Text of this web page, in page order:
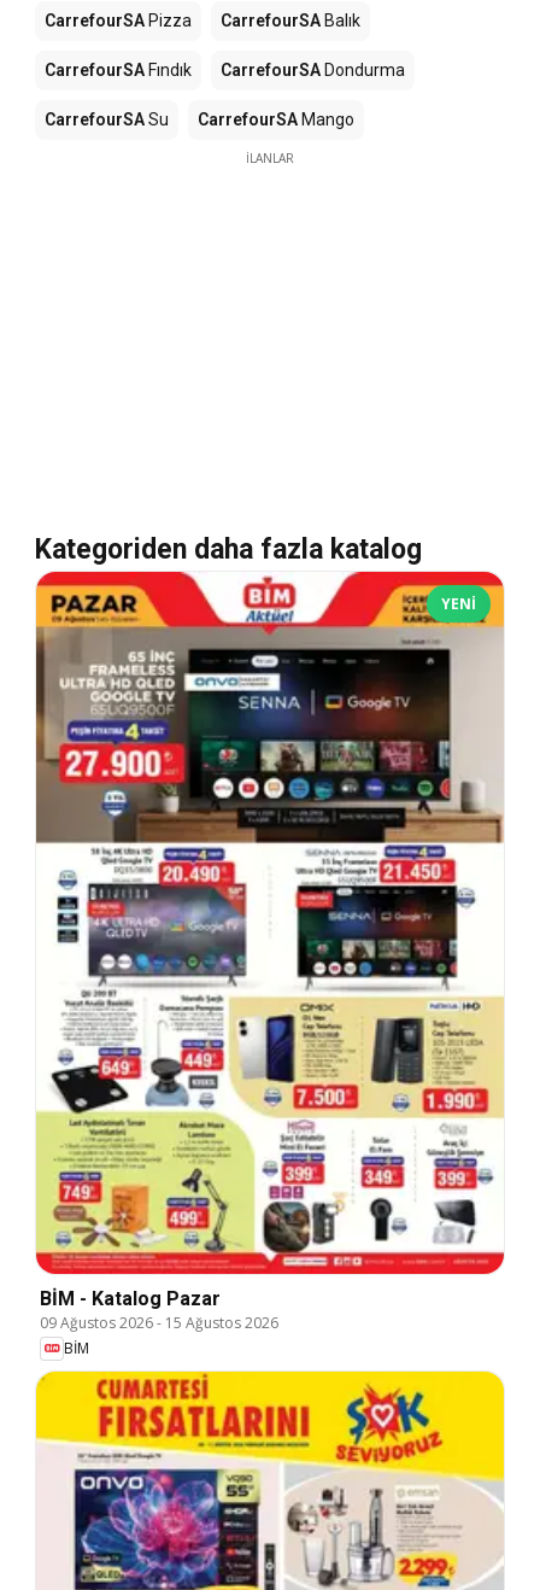
CarrefourSA Pizza CarrefourSA Balık
CarrefourSA Fındık CarrefourSA Dondurma
CarrefourSASu CarrefourSA Mango
İLANLAR
Kategoriden daha fazla katalog
YENI
BİM - Katalog Pazar
09 Ağustos 2026- 15 Ağustos 2026
BİM